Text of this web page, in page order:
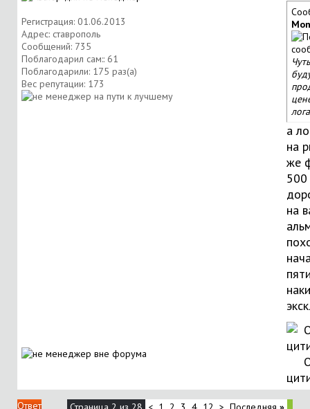
Регистрация: 01.06.2013
Адрес: ставрополь
Сообщений: 735
Поблагодарил сам:: 61
Поблагодарили: 175 раз(а)
Вес репутации: 173
а
на
же
500
на
Ответ